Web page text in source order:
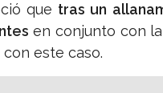
que tras un
en conjunto con
este caso.